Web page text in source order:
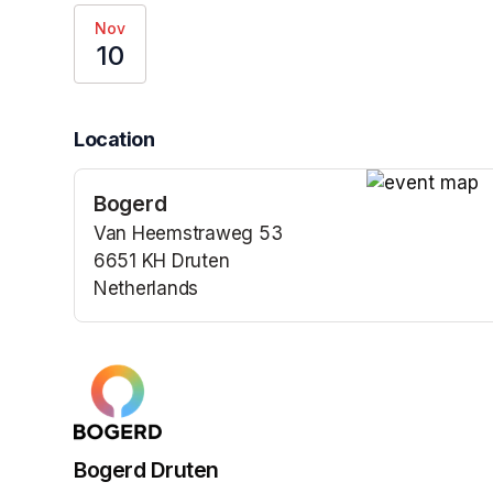
Nov
10
Location
Bogerd
Van Heemstraweg 53
6651 KH Druten
Netherlands
(opens in a new tab)
Bogerd Druten